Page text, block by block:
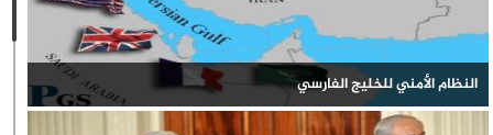
النظام الأمني للخليج الفارسي